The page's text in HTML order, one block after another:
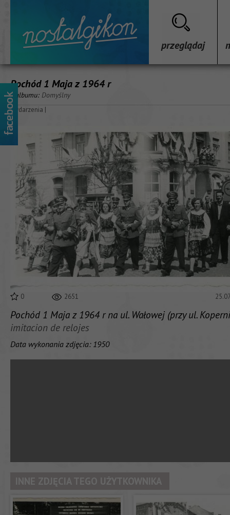
przeglądaj
Pochód 1 Maja z 1964 r
z albumu: Domyślny
wydarzenia |
0 2651
Pochód 1 Maja z 1964 r na ul. Wałowej (przy ul.
imitacion de relojes
Data wykonania zdjęcia: 1950
INNE ZDJĘCIA TEGO UŻYTKOWNIKA